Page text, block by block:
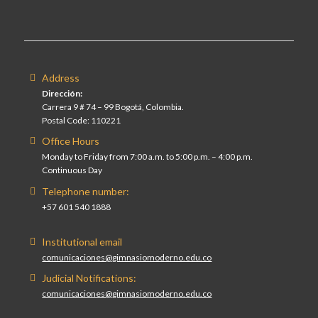
Address
Dirección:
Carrera 9 # 74 – 99 Bogotá, Colombia.
Postal Code: 110221
Office Hours
Monday to Friday from 7:00 a.m. to 5:00 p.m. – 4:00 p.m.
Continuous Day
Telephone number:
+57 601 540 1888
Institutional email
comunicaciones@gimnasiomoderno.edu.co
Judicial Notifications:
comunicaciones@gimnasiomoderno.edu.co